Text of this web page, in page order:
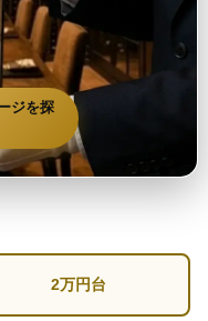
ジを探
2万円台